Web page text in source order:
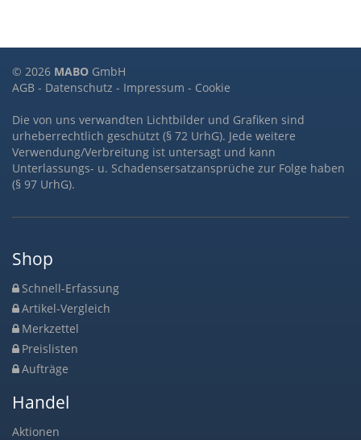
© 2026 MABO GmbH
AGB - Datenschutz - Impressum - Cookie
Die von uns verwandten Lichtbilder und Grafiken sind
urheberrechtlich geschützt (§ 72 UrhG). Jede weitere
Verwendung/Verbreitung ist untersagt und kann
Unterlassungs- u. Schadensersatzansprüche zur Folge haben
(§ 97 UrhG).
Shop
Schnell-Erfassung
Artikel-Vergleich
Merkzettel
Preislisten
Aufträge
Handel
Aktionen